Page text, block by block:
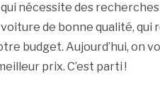
nécessite des
de bonne qualité, qui
budget. Aujourd’hui, on
prix. C’est parti !